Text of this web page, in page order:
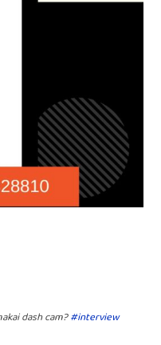
dash cam?#interview